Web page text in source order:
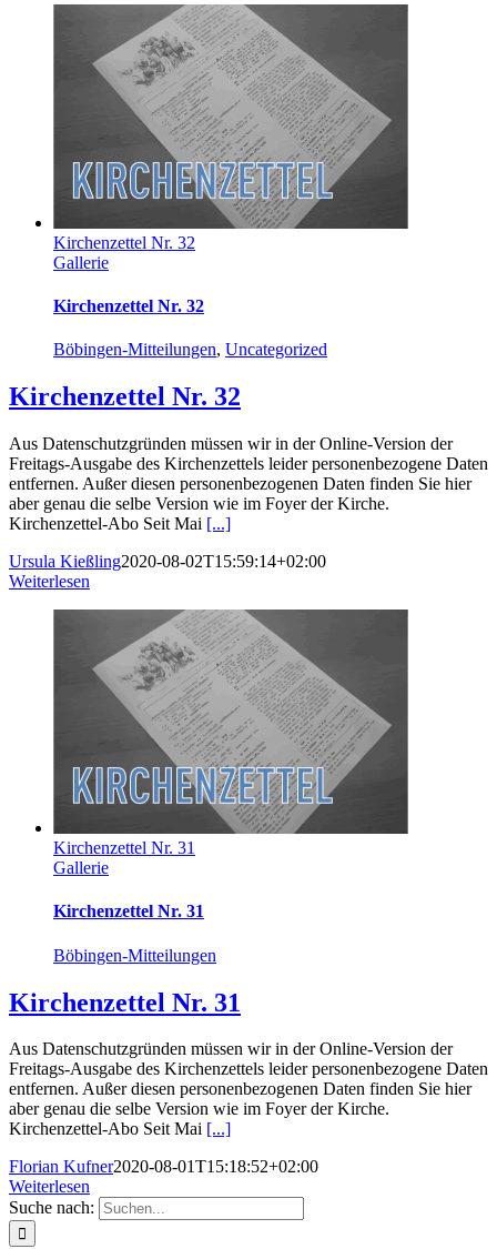
Kirchenzettel Nr. 32
Gallerie
Kirchenzettel Nr. 32
Böbingen-Mitteilungen, Uncategorized
Kirchenzettel Nr. 32
Aus Datenschutzgründen müssen wir in der Online-Version der
Freitags-Ausgabe des Kirchenzettels leider personenbezogene Daten
entfernen. Außer diesen personenbezogenen Daten finden Sie hier
aber genau die selbe Version wie im Foyer der Kirche.
Kirchenzettel-Abo Seit Mai [...]
Ursula Kießling2020-08-02T15:59:14+02:00
Weiterlesen
Kirchenzettel Nr. 31
Gallerie
Kirchenzettel Nr. 31
Böbingen-Mitteilungen
Kirchenzettel Nr. 31
Aus Datenschutzgründen müssen wir in der Online-Version der
Freitags-Ausgabe des Kirchenzettels leider personenbezogene Daten
entfernen. Außer diesen personenbezogenen Daten finden Sie hier
aber genau die selbe Version wie im Foyer der Kirche.
Kirchenzettel-Abo Seit Mai [...]
Florian Kufner2020-08-01T15:18:52+02:00
Weiterlesen
Suche nach: